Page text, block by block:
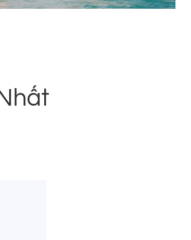
sai vì ở bang Lucerne mang đầy đủ đặc
của Thụy Sĩ như những hồ nước thơ mộng,